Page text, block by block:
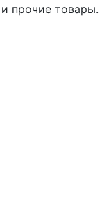
прочие товары.